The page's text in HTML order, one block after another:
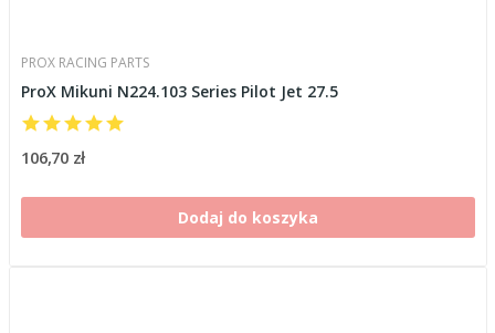
PROX RACING PARTS
ProX Mikuni N224.103 Series Pilot Jet 27.5
106,70 zł
Dodaj do koszyka